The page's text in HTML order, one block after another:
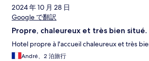
2024 年 10 月 28 日
Google で翻訳
Propre, chaleureux et très bien situé.
Hotel propre à l'accueil chaleureux et très
André、2 泊旅行